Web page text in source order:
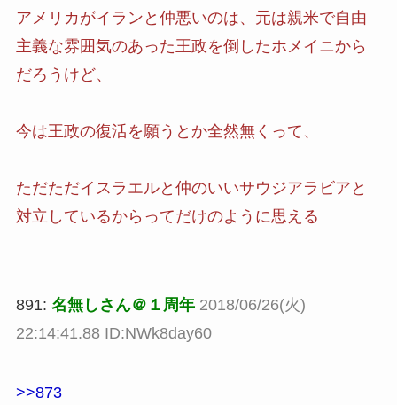
アメリカがイランと仲悪いのは、元は親米で自由
主義な雰囲気のあった王政を倒したホメイニから
だろうけど、
今は王政の復活を願うとか全然無くって、
ただただイスラエルと仲のいいサウジアラビアと
対立しているからってだけのように思える
891: 名無しさん＠１周年 2018/06/26(火)
22:14:41.88 ID:NWk8day60
>>873